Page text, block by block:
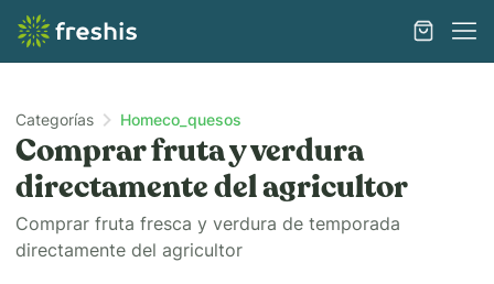
Categorías Homeco_quesos
Comprar fruta y verdura
directamente del agricultor
Comprar fruta fresca y verdura de temporada
directamente del agricultor